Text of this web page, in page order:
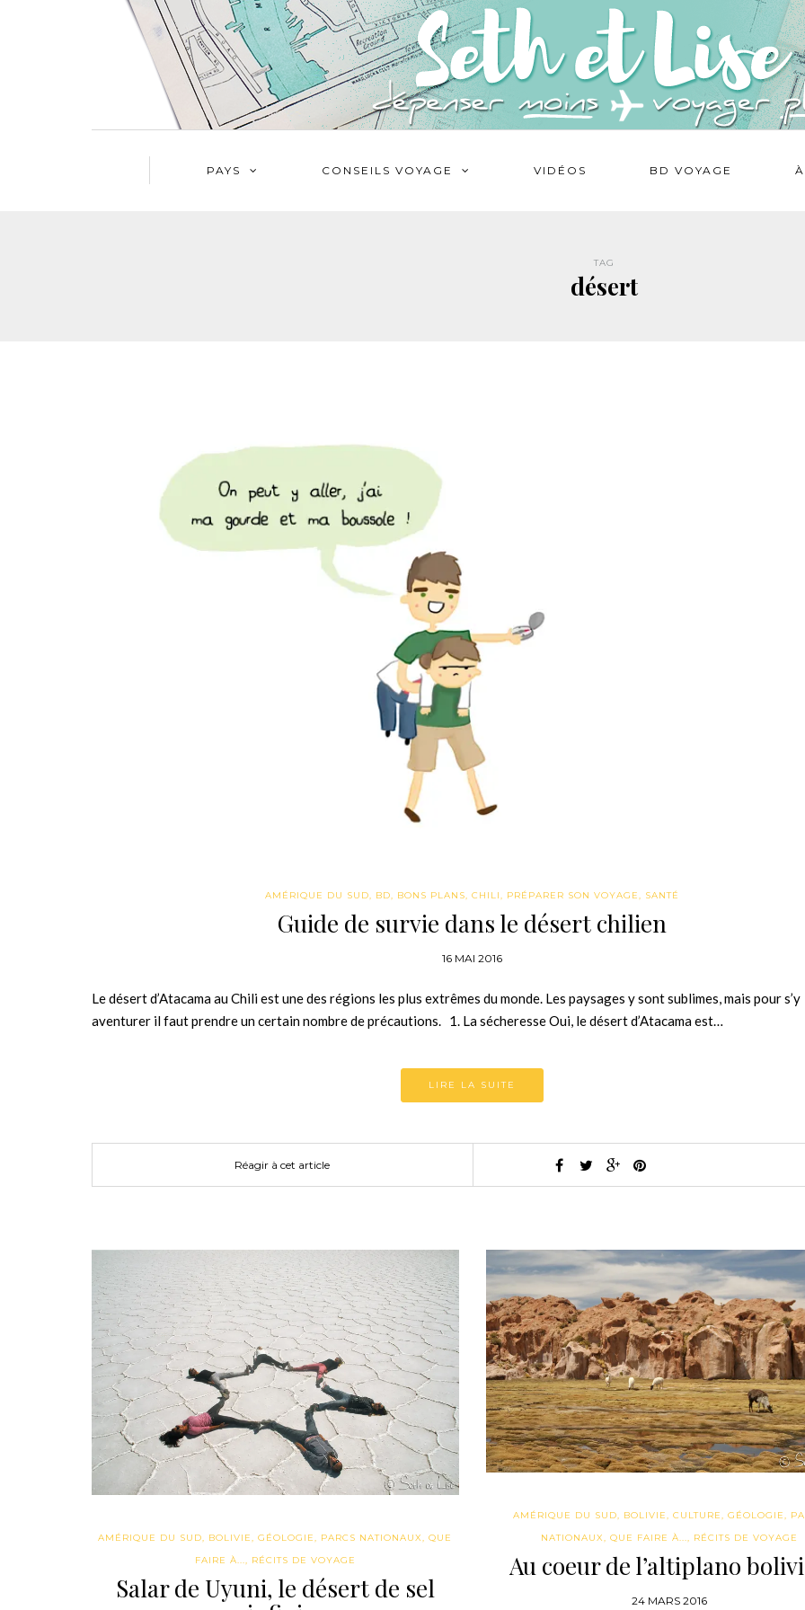
PAYS CONSEILS VOYAGE VIDÉOS BD VOYAGE
TAG
désert
AMÉRIQUE DU SUD, BD, BONS PLANS,CHILI, PRÉPARER SON VOYAGE, SANTÉ
Guide de survie dans le désert chilien
16 MAI 2016
Le désert d’Atacama au Chili est une des régions les plus extrêmes du monde. Les paysages y sont sublimes, mais pour s’y
aventurer il faut prendre un certain nombre de précautions. 1. La sécheresse Oui, le désert d’Atacama est…
LIRE LA SUITE
Réagir à cet article
AMÉRIQUE DU SUD, BOLIVIE,GÉOLOGIE, PARCS NATIONAUX,QUE
FAIRE À..., RÉCITS DE VOYAGE
Salar de Uyuni, le désert de sel
AMÉRIQUE DU SUD, BOLIVIE,CULTURE,GÉOLOGIE,
NATIONAUX,QUE FAIRE À..., RÉCITS DE VOYAGE
Au coeur de l’altiplano
24 MARS 2016